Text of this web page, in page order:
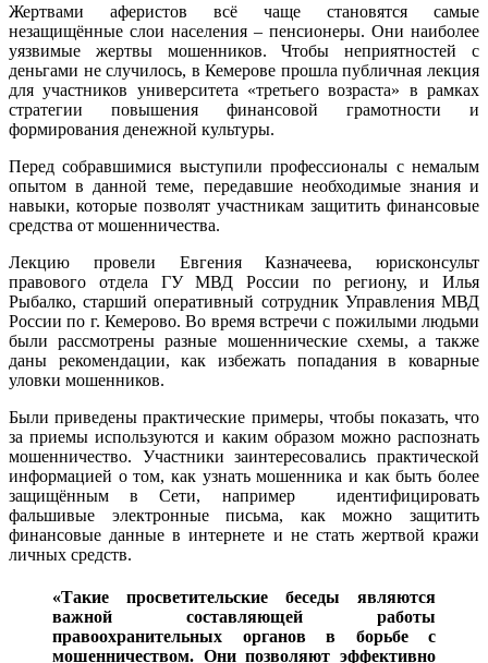
Жертвами аферистов всё чаще становятся самые
незащищённые слои населения – пенсионеры. Они наиболее
уязвимые жертвы мошенников. Чтобы неприятностей с
деньгами не случилось, в Кемерове прошла публичная лекция
для участников университета «третьего возраста» в рамках
стратегии повышения финансовой грамотности и
формирования денежной культуры.
Перед собравшимися выступили профессионалы с немалым
опытом в данной теме, передавшие необходимые знания и
навыки, которые позволят участникам защитить финансовые
средства от мошенничества.
Лекцию провели Евгения Казначеева, юрисконсульт
правового отдела ГУ МВД России по региону, и Илья
Рыбалко, старший оперативный сотрудник Управления МВД
России по г. Кемерово. Во время встречи с пожилыми людьми
были рассмотрены разные мошеннические схемы, а также
даны рекомендации, как избежать попадания в коварные
уловки мошенников.
Были приведены практические примеры, чтобы показать, что
за приемы используются и каким образом можно распознать
мошенничество. Участники заинтересовались практической
информацией о том, как узнать мошенника и как быть более
защищённым в Сети, например идентифицировать
фальшивые электронные письма, как можно защитить
финансовые данные в интернете и не стать жертвой кражи
личных средств.
«Такие просветительские беседы являются
важной составляющей работы
правоохранительных органов в борьбе с
мошенничеством. Они позволяют эффективно